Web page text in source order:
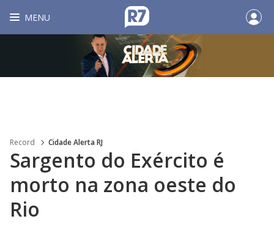
MENU
Record Cidade Alerta RJ
Sargento do Exército é
morto na zona oeste do
Rio